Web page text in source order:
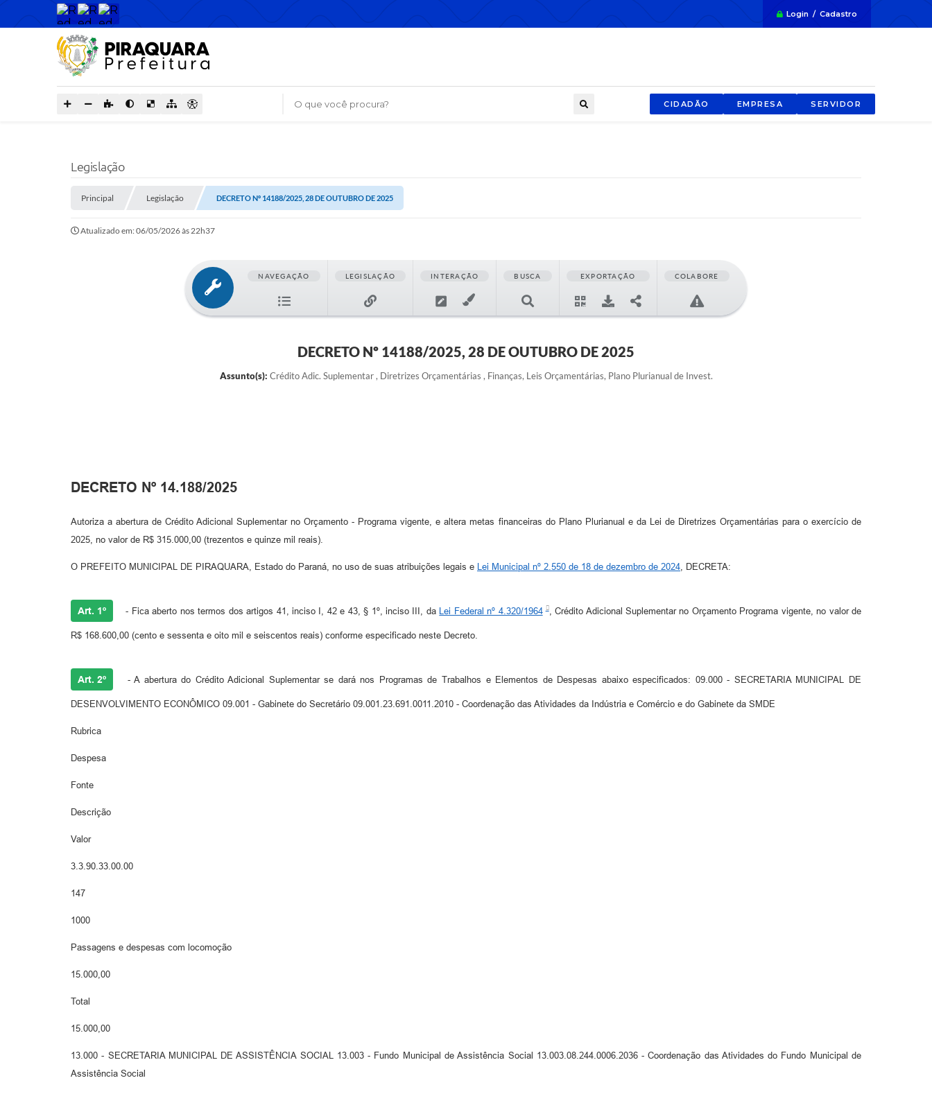
Login / Cadastro
O que você procura? CIDADÃO EMPRESA SERVIDOR
Legislação
Principal Legislação DECRETO Nº 14188/2025, 28 DE OUTUBRO DE 2025
Atualizado em: 06/05/2026 às 22h37
NAVEGAÇÃO LEGISLAÇÃO INTERAÇÃO BUSCA EXPORTAÇÃO COLABORE
DECRETO Nº 14188/2025, 28 DE OUTUBRO DE 2025
Assunto(s): Crédito Adic. Suplementar , Diretrizes Orçamentárias , Finanças, Leis Orçamentárias, Plano Plurianual de Invest.
DECRETO Nº 14.188/2025
Autoriza a abertura de Crédito Adicional Suplementar no Orçamento - Programa vigente, e altera metas financeiras do Plano Plurianual e da Lei de Diretrizes Orçamentárias para o exercício de
2025, no valor de R$ 315.000,00 (trezentos e quinze mil reais).
O PREFEITO MUNICIPAL DE PIRAQUARA, Estado do Paraná, no uso de suas atribuições legais e Lei Municipal nº 2.550 de 18 de dezembro de 2024 , DECRETA:
Art. 1º - Fica aberto nos termos dos artigos 41, inciso I, 42 e 43, § 1º, inciso III, da Lei Federal nº 4.320/1964 , Crédito Adicional Suplementar no Orçamento Programa vigente, no valor de
R$ 168.600,00 (cento e sessenta e oito mil e seiscentos reais) conforme especificado neste Decreto.
Art. 2º - A abertura do Crédito Adicional Suplementar se dará nos Programas de Trabalhos e Elementos de Despesas abaixo especificados: 09.000 - SECRETARIA MUNICIPAL DE
DESENVOLVIMENTO ECONÔMICO 09.001 - Gabinete do Secretário 09.001.23.691.0011.2010 - Coordenação das Atividades da Indústria e Comércio e do Gabinete da SMDE
Rubrica
Despesa
Fonte
Descrição
Valor
3.3.90.33.00.00
147
1000
Passagens e despesas com locomoção
15.000,00
Total
15.000,00
13.000 - SECRETARIA MUNICIPAL DE ASSISTÊNCIA SOCIAL 13.003 - Fundo Municipal de Assistência Social 13.003.08.244.0006.2036 - Coordenação das Atividades do Fundo Municipal de
Assistência Social